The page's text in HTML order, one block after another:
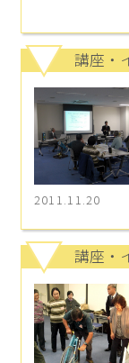
講座・
2011.11.20
講座・